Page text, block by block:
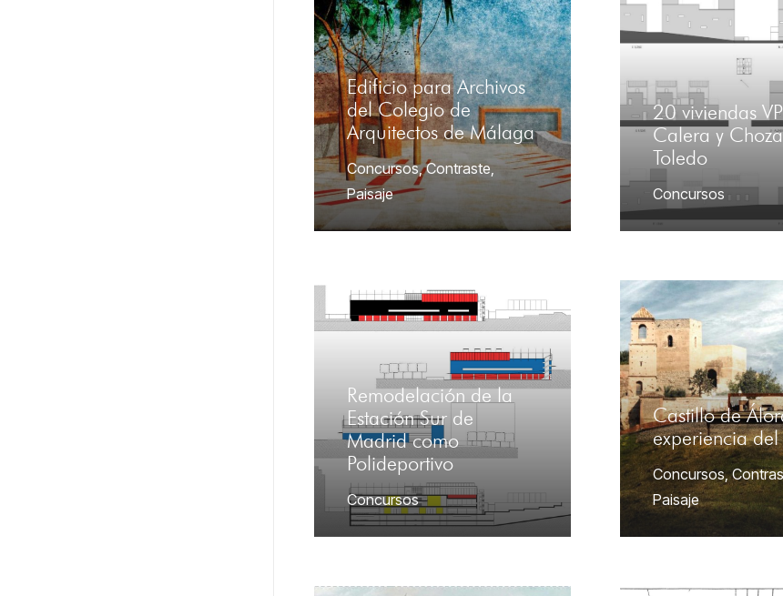
Edificio para Archivos
del Colegio de
Arquitectos de Málaga
Concursos,Contraste,
Paisaje
20 viviendas
Calera y
Toledo
Concursos
Remodelación de la
Estación Sur de
Madrid como
Polideportivo
Concursos
Castillo de
experiencia
Concursos,
Paisaje